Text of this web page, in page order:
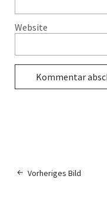
Website
Vorheriges Bild